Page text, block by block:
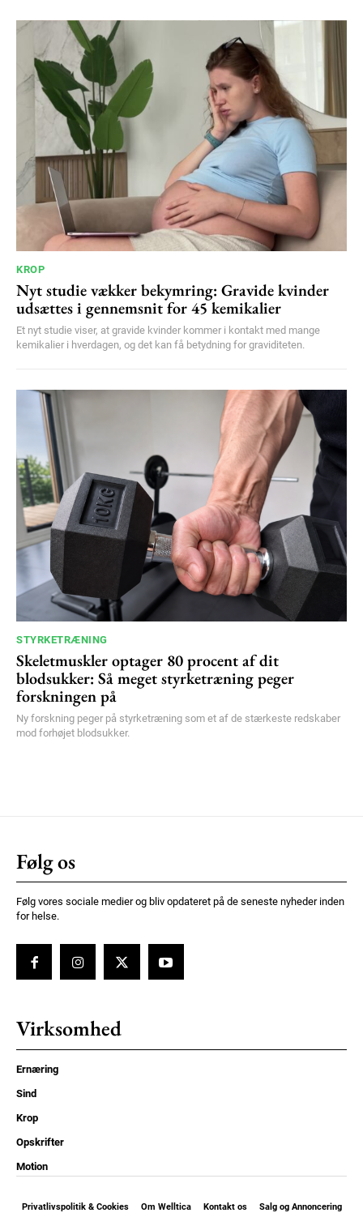
KROP
Nyt studie vækker bekymring: Gravide kvinder
udsættes i gennemsnit for 45 kemikalier
Et nyt studie viser, at gravide kvinder kommer i kontakt med mange
kemikalier i hverdagen, og det kan få betydning for graviditeten.
STYRKETRÆNING
Skeletmuskler optager 80 procent af dit
blodsukker: Så meget styrketræning peger
forskningen på
Ny forskning peger på styrketræning som et af de stærkeste redskaber
mod forhøjet blodsukker.
Følg os
Følg vores sociale medier og bliv opdateret på de seneste nyheder inden
for helse.
Virksomhed
Ernæring
Sind
Krop
Opskrifter
Motion
Privatlivspolitik & Cookies Om Welltica Kontakt os Salg og Annoncering